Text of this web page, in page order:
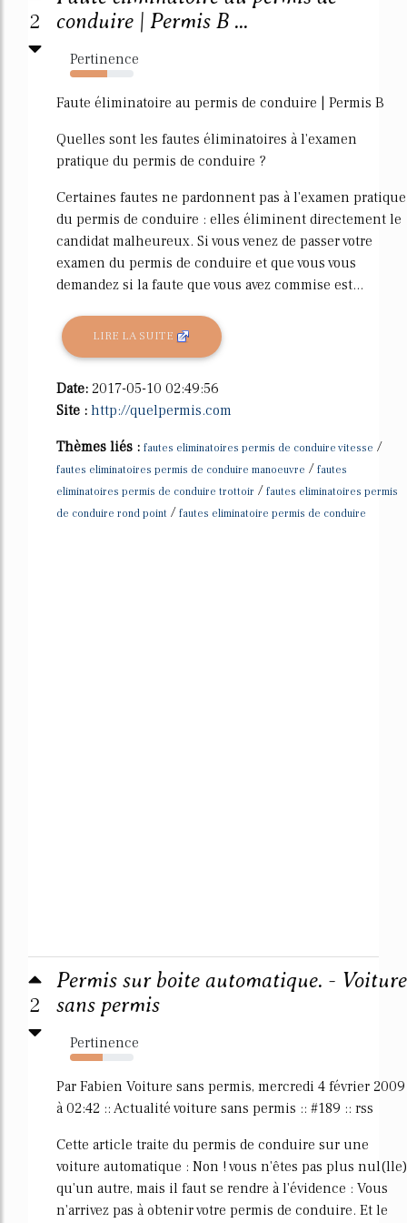
2
conduire | Permis B ...
Pertinence
58%
Faute éliminatoire au permis de conduire | Permis B
Quelles sont les fautes éliminatoires à l'examen
pratique du permis de conduire ?
Certaines fautes ne pardonnent pas à l'examen pratique
du permis de conduire : elles éliminent directement le
candidat malheureux. Si vous venez de passer votre
examen du permis de conduire et que vous vous
demandez si la faute que vous avez commise est...
LIRE LA SUITE
Date: 2017-05-10 02:49:56
Site : http://quelpermis.com
Thèmes liés : fautes eliminatoires permis de conduire vitesse /
fautes eliminatoires permis de conduire manoeuvre / fautes
eliminatoires permis de conduire trottoir / fautes eliminatoires permis
de conduire rond point / fautes eliminatoire permis de conduire
2
Permis sur boite automatique. - Voiture
sans permis
Pertinence
52%
Par Fabien Voiture sans permis, mercredi 4 février 2009
à 02:42 :: Actualité voiture sans permis :: #189 :: rss
Cette article traite du permis de conduire sur une
voiture automatique : Non ! vous n'êtes pas plus nul(lle)
qu'un autre, mais il faut se rendre à l'évidence : Vous
n'arrivez pas à obtenir votre permis de conduire. Et le